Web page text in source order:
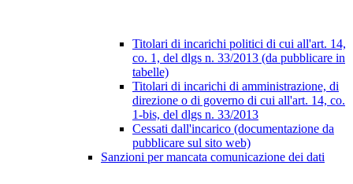
Titolari di incarichi politici di cui all'art. 14,
co. 1, del dlgs n. 33/2013 (da pubblicare in
tabelle)
Titolari di incarichi di amministrazione, di
direzione o di governo di cui all'art. 14, co.
1-bis, del dlgs n. 33/2013
Cessati dall'incarico (documentazione da
pubblicare sul sito web)
Sanzioni per mancata comunicazione dei dati